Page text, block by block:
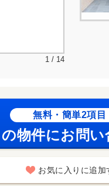
1 / 14
無料・簡単2項目
物件にお問い
お気に入りに追加